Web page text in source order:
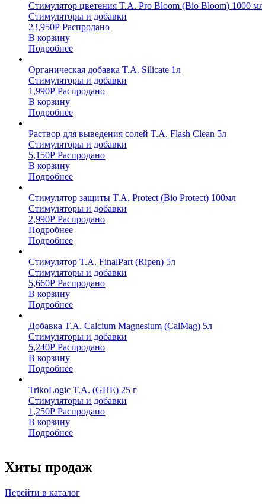
Стимулятор цветения T.A. Pro Bloom (Bio Bloom) 1000
Стимуляторы и добавки
23,950Р Распродано
В корзину
Подробнее
Органическая добавка T.A. Silicate 1л
Стимуляторы и добавки
1,990Р Распродано
В корзину
Подробнее
Раствор для выведения солей T.A. Flash Clean 5л
Стимуляторы и добавки
5,150Р Распродано
В корзину
Подробнее
Стимулятор защиты T.A. Protect (Bio Protect) 100мл
Стимуляторы и добавки
2,990Р Распродано
Подробнее
Подробнее
Стимулятор T.A. FinalPart (Ripen) 5л
Стимуляторы и добавки
5,660Р Распродано
В корзину
Подробнее
Добавка T.A. Calcium Magnesium (CalMag) 5л
Стимуляторы и добавки
5,240Р Распродано
В корзину
Подробнее
TrikoLogic T.A. (GHE) 25 г
Стимуляторы и добавки
1,250Р Распродано
В корзину
Подробнее
Хиты продаж
Перейти в каталог